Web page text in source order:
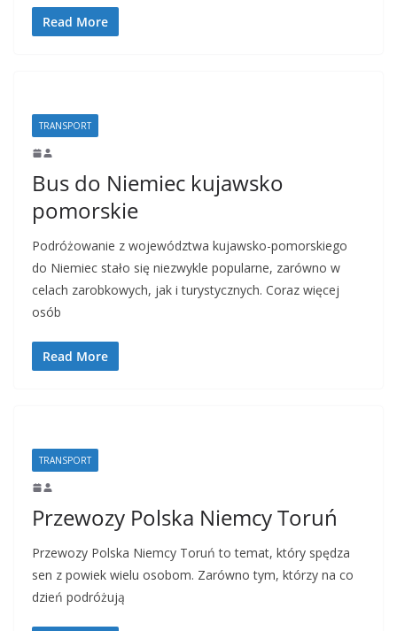
Read More
TRANSPORT
Bus do Niemiec kujawsko
pomorskie
Podróżowanie z województwa kujawsko-pomorskiego
do Niemiec stało się niezwykle popularne, zarówno w
celach zarobkowych, jak i turystycznych. Coraz więcej
osób
Read More
TRANSPORT
Przewozy Polska Niemcy Toruń
Przewozy Polska Niemcy Toruń to temat, który spędza
sen z powiek wielu osobom. Zarówno tym, którzy na co
dzień podróżują